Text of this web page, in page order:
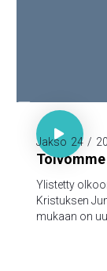
1. Piet. 1:3-5

Jakso 24 /
Ylistetty
Kristuksen
mukaan on